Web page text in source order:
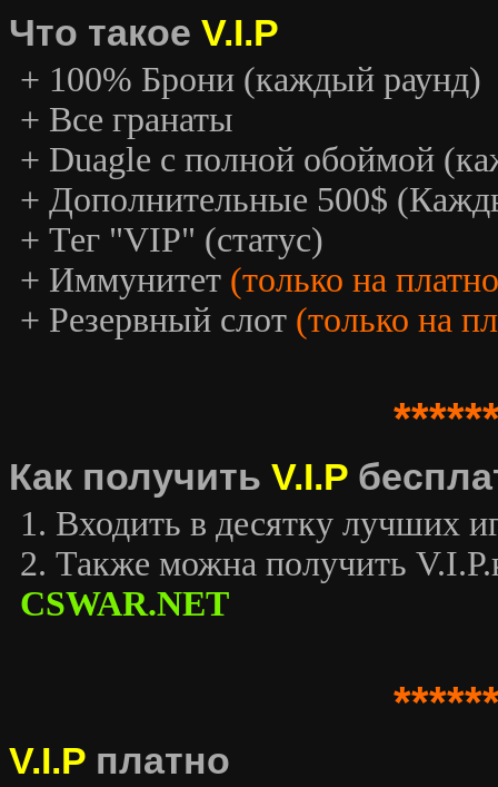
Что такое V.I.P
+ 100% Брони (каждый раунд)
+ Все гранаты
+ Duagle с полной обоймой
+ Дополнительные 500$
+ Тег "VIP" (статус)
+ Иммунитет (только на
+ Резервный слот (только на
Как получить V.I.P
1. Входить в десятку лучших
2. Также можна получить
CSWAR.NET
V.I.P платно